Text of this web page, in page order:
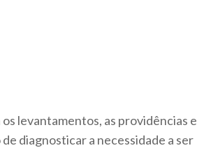
levantamentos, as providências e
diagnosticar a necessidade a ser